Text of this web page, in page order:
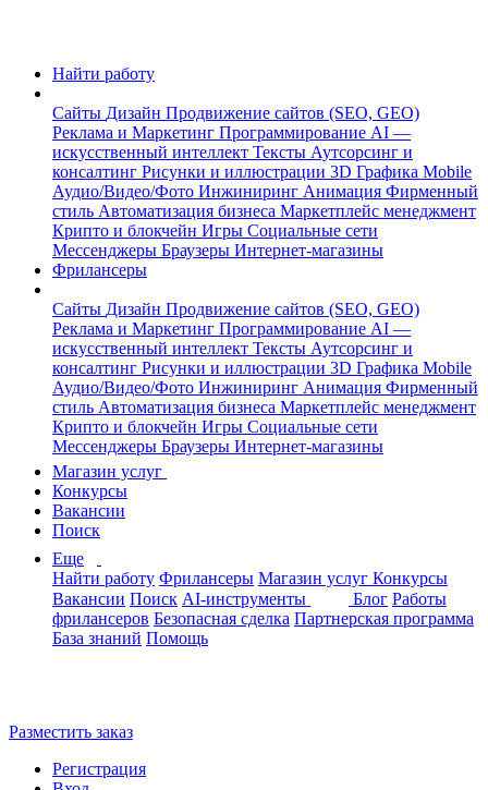
Найти работу
Сайты Дизайн Продвижение сайтов (SEO, GEO)
Реклама и Маркетинг Программирование AI —
искусственный интеллект Тексты Аутсорсинг и
консалтинг Рисунки и иллюстрации 3D Графика Mobile
Аудио/Видео/Фото Инжиниринг Анимация Фирменный
стиль Автоматизация бизнеса Маркетплейс менеджмент
Крипто и блокчейн Игры Социальные сети
Мессенджеры Браузеры Интернет-магазины
Фрилансеры
Сайты Дизайн Продвижение сайтов (SEO, GEO)
Реклама и Маркетинг Программирование AI —
искусственный интеллект Тексты Аутсорсинг и
консалтинг Рисунки и иллюстрации 3D Графика Mobile
Аудио/Видео/Фото Инжиниринг Анимация Фирменный
стиль Автоматизация бизнеса Маркетплейс менеджмент
Крипто и блокчейн Игры Социальные сети
Мессенджеры Браузеры Интернет-магазины
Магазин услуг
Конкурсы
Вакансии
Поиск
Еще
Найти работу Фрилансеры Магазин услуг Конкурсы
Вакансии Поиск AI-инструменты Блог Работы
фрилансеров Безопасная сделка Партнерская программа
База знаний Помощь
Разместить заказ
Регистрация